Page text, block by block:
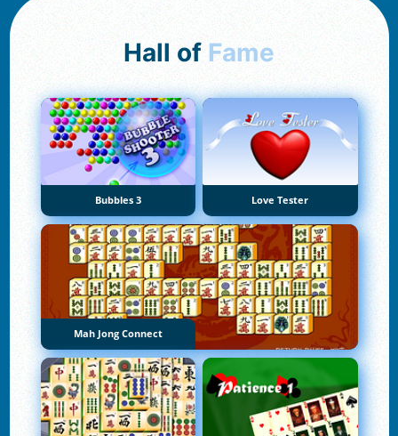
Hall of Fame
Bubbles 3 Love Tester
Mah Jong Connect